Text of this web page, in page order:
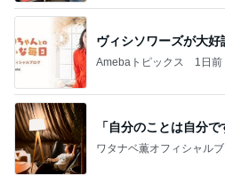
ヴィシソワーズが大好
Amebaトピックス 1日前
「自分のことは自分
ワタナベ薫オフィシャル